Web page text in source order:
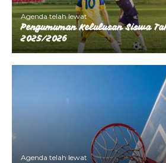
Agenda telah lewat
Pengumuman Kelulusan Siswa
2025/2026
Agenda telah lewat